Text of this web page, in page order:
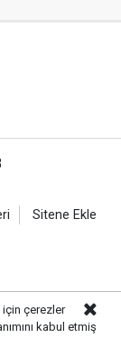
Sitene Ekle
çerezler
kabul etmiş